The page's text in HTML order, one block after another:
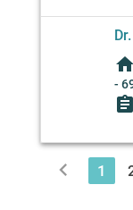
home
-
assignment
chevron_left 1